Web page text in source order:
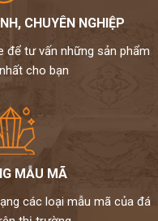
CHUYÊN NGHIỆP
để tư vấn những sản phẩm
cho bạn
MẪU MÃ
các loại mẫu mã của đá